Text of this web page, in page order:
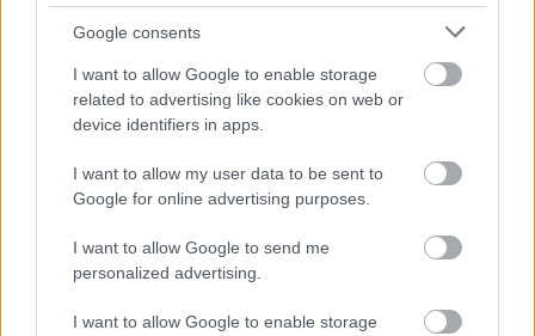
Google consents
I want to allow Google to enable storage
related to advertising like cookies on web or
device identifiers in apps.
I want to allow my user data to be sent to
Google for online advertising purposes.
I want to allow Google to send me
personalized advertising.
I want to allow Google to enable storage
Δόθηκε επίσης έμφαση στη διαφάνεια της
διαδικασίας αξιολόγησης των ερευνητικών
υποδομών, με δέσμευση για σαφή